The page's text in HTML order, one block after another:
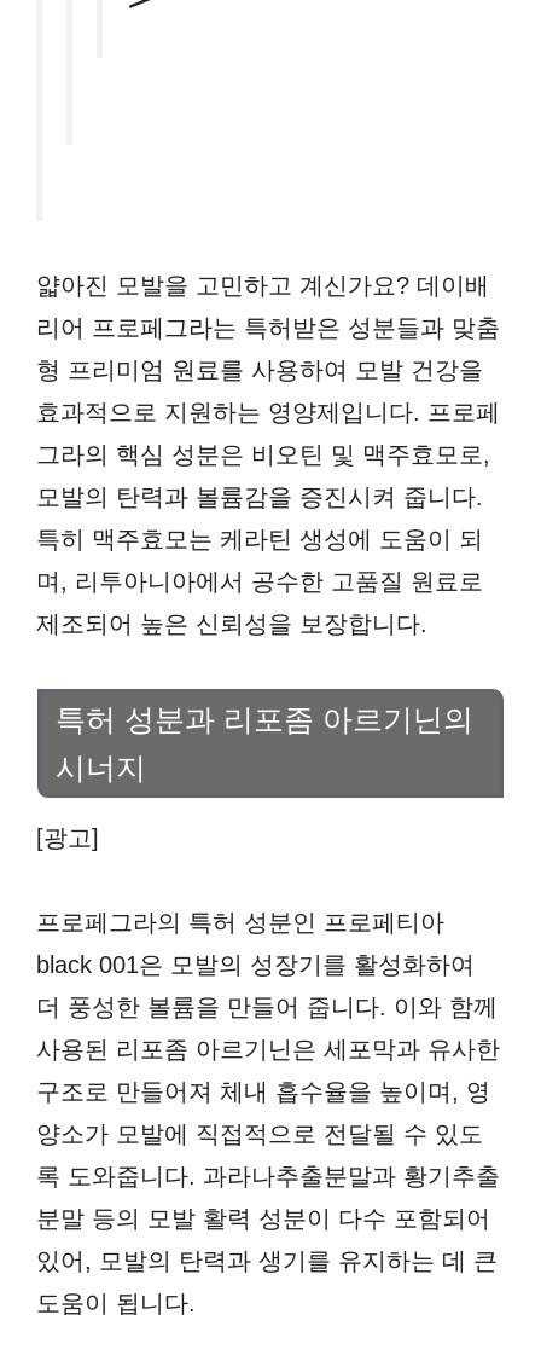
얇아진 모발을 고민하고 계신가요? 데이배
리어 프로페그라는 특허받은 성분들과 맞춤
형 프리미엄 원료를 사용하여 모발 건강을
효과적으로 지원하는 영양제입니다. 프로페
그라의 핵심 성분은 비오틴 및 맥주효모로,
모발의 탄력과 볼륨감을 증진시켜 줍니다.
특히 맥주효모는 케라틴 생성에 도움이 되
며, 리투아니아에서 공수한 고품질 원료로
제조되어 높은 신뢰성을 보장합니다.
특허 성분과 리포좀 아르기닌의
시너지
[광고]
프로페그라의 특허 성분인 프로페티아
black 001은 모발의 성장기를 활성화하여
더 풍성한 볼륨을 만들어 줍니다. 이와 함께
사용된 리포좀 아르기닌은 세포막과 유사한
구조로 만들어져 체내 흡수율을 높이며, 영
양소가 모발에 직접적으로 전달될 수 있도
록 도와줍니다. 과라나추출분말과 황기추출
분말 등의 모발 활력 성분이 다수 포함되어
있어, 모발의 탄력과 생기를 유지하는 데 큰
도움이 됩니다.